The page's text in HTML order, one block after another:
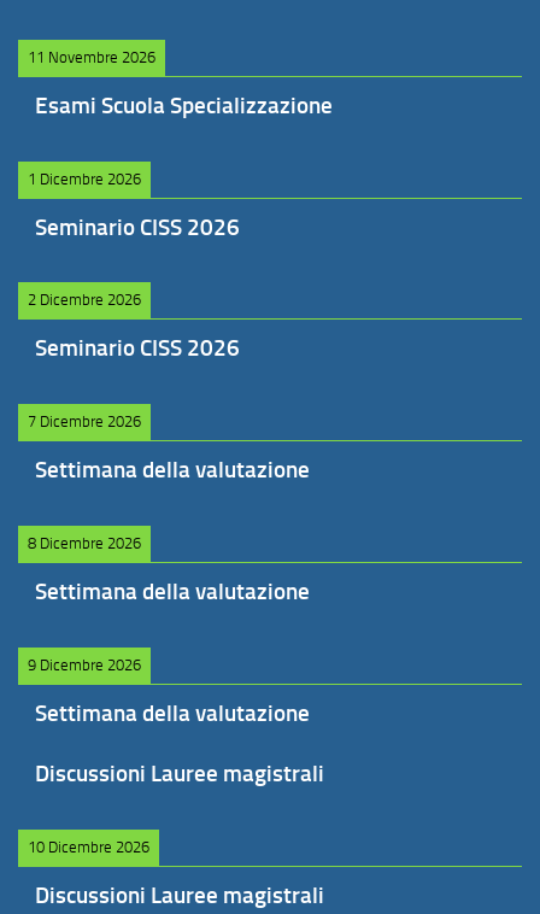
11 Novembre 2026
Esami Scuola Specializzazione
1 Dicembre 2026
Seminario CISS 2026
2 Dicembre 2026
Seminario CISS 2026
7 Dicembre 2026
Settimana della valutazione
8 Dicembre 2026
Settimana della valutazione
9 Dicembre 2026
Settimana della valutazione
Discussioni Lauree magistrali
10 Dicembre 2026
Discussioni Lauree magistrali